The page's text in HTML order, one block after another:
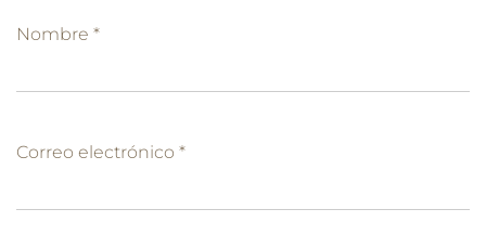
Nombre *
Correo electrónico *